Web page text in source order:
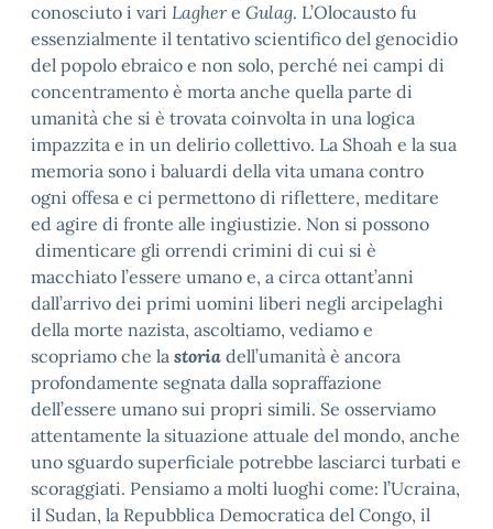
conosciuto i vari Laghere Gulag. L’Olocausto fu
essenzialmente il tentativo scientifico del genocidio
del popolo ebraico e non solo, perché nei campi di
concentramento è morta anche quella parte di
umanità che si è trovata coinvolta in una logica
impazzita e in un delirio collettivo. La Shoah e la sua
memoria sono i baluardi della vita umana contro
ogni offesa e ci permettono di riflettere, meditare
ed agire di fronte alle ingiustizie. Non si possono
dimenticare gli orrendi crimini di cui si è
macchiato l’essere umano e, a circa ottant’anni
dall’arrivo dei primi uomini liberi negli arcipelaghi
della morte nazista, ascoltiamo, vediamo e
scopriamo che la storia dell’umanità è ancora
profondamente segnata dalla sopraffazione
dell’essere umano sui propri simili. Se osserviamo
attentamente la situazione attuale del mondo, anche
uno sguardo superficiale potrebbe lasciarci turbati e
scoraggiati. Pensiamo a molti luoghi come: l’Ucraina,
il Sudan, la Repubblica Democratica del Congo, il